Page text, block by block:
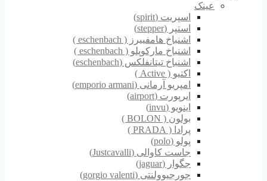
عینک
اسپریت (spirit)
استپر (stepper)
اشنباخ هامفییرز ( eschenbach )
اشنباخ مارکوپلو ( eschenbach )
اشنباخ تیتانفلکس (eschenbach)
اکتیو ( Active )
امپریو آرمانی (emporio armani)
ایرپورت (airport)
اینویو (invu)
بولون ( BOLON )
پرادا ( PRADA )
پولو (polo)
جاست کاوالی (Justcavalli)
جگوار (jaguar)
جورجیوولنتی (gorgio valenti)